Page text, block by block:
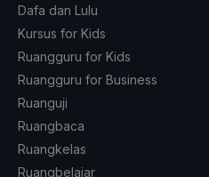
Dafa dan Lulu
Kursus for Kids
Ruangguru for Kids
Ruangguru for Business
Ruanguji
Ruangbaca
Ruangkelas
Ruangbelajar